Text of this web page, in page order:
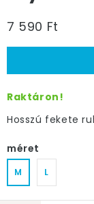
7 590 Ft
Raktáron!
Hosszú fekete
méret
M L